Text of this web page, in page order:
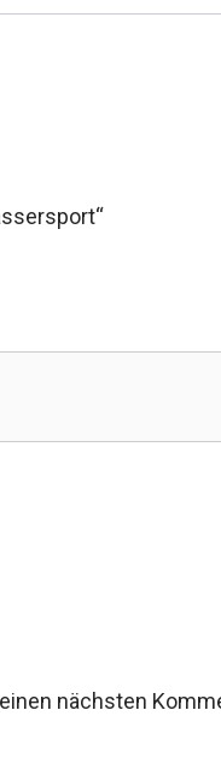
nächsten